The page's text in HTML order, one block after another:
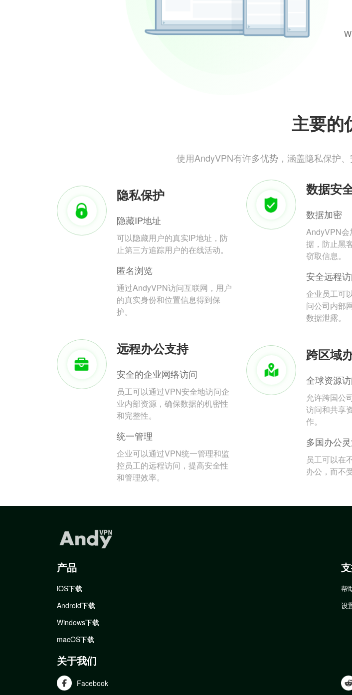
主要的
使用AndyVPN有许多优势，涵盖隐私保护
隐私保护
隐藏IP地址
可以隐藏用户的真实IP地址，防
止第三方追踪用户的在线活动。
匿名浏览
通过AndyVPN访问互联网，用户
的真实身份和位置信息得到保
护。
数据安
数据加密
AndyVPN会
据，防止黑
窃取信息。
安全远程
企业员工可
问公司内部
数据泄露。
远程办公支持
安全的企业网络访问
员工可以通过VPN安全地访问企
业内部资源，确保数据的机密性
和完整性。
统一管理
企业可以通过VPN统一管理和监
控员工的远程访问，提高安全性
和管理效率。
跨区域
全球资源
允许跨国公
访问和共享
作。
多国办公
员工可以在
办公，而不
产品
iOS下载
Android下载
Windows下载
macOS下载
帮
设
关于我们
Facebook